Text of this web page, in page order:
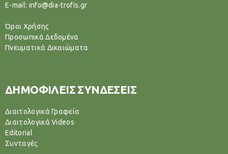
E-mail: info@dia-trofis.gr
Όροι Χρήσης
Προσωπικά Δεδομένα
Πνευματικά Δικαιώματα
ΔΗΜΟΦΙΛΕΙΣ ΣΥΝΔΕΣΕΙΣ
Διαιτολογικά Γραφεία
Διαιτολογικά Videos
Editorial
Συνταγές